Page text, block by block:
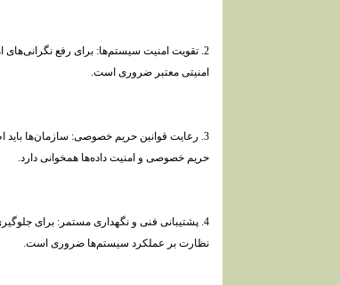
2. تقویت امنیت سیستم‌ها: برای رفع نگرانی‌های
امنیتی معتبر ضروری است.
3. رعایت قوانین حریم خصوصی: سازمان‌ها باید
حریم خصوصی و امنیت داده‌ها همخوانی دارد.
4. پشتیبانی فنی و نگهداری مستمر: برای
نظارت بر عملکرد سیستم‌ها ضروری است.